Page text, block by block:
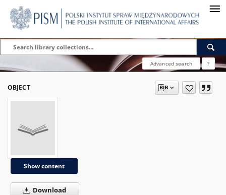
Advanced search ?
OBJECT
Show content
Download